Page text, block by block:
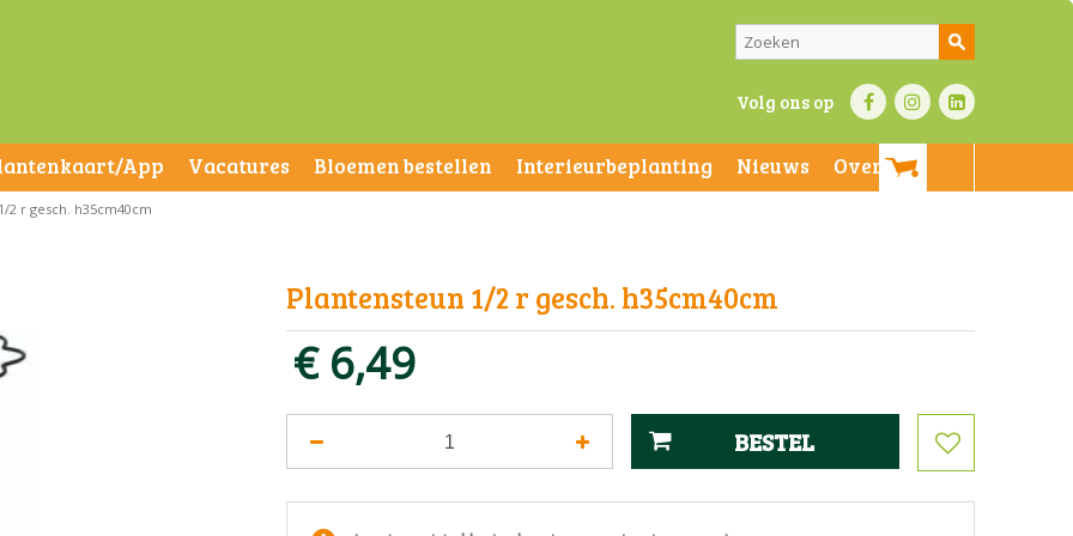
Volg ons op
App Vacatures Bloemen bestellen Interieurbeplanting Nieuws
Over ons
2 r gesch. h35cm40cm
Plantensteun 1/2 r gesch. h35cm40cm
€ 6,49